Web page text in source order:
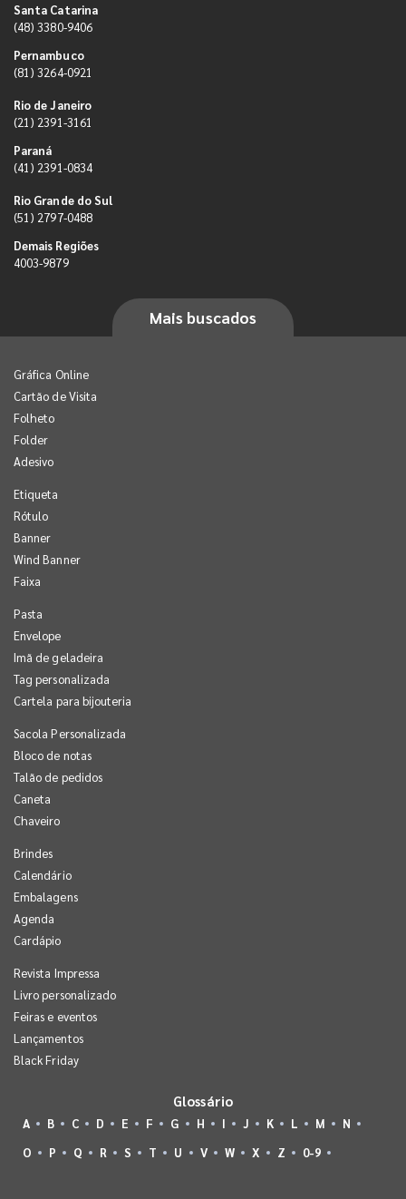
Santa Catarina
(48) 3380-9406
Pernambuco
(81) 3264-0921
Rio de Janeiro
(21) 2391-3161
Paraná
(41) 2391-0834
Rio Grande do Sul
(51) 2797-0488
Demais Regiões
4003-9879
Mais buscados
Gráfica Online
Cartão de Visita
Folheto
Folder
Adesivo
Etiqueta
Rótulo
Banner
Wind Banner
Faixa
Pasta
Envelope
Imã de geladeira
Tag personalizada
Cartela para bijouteria
Sacola Personalizada
Bloco de notas
Talão de pedidos
Caneta
Chaveiro
Brindes
Calendário
Embalagens
Agenda
Cardápio
Revista Impressa
Livro personalizado
Feiras e eventos
Lançamentos
Black Friday
Glossário
A B C D E F G H I J K L M
N
O
P Q R S T U V W X Z 0-9